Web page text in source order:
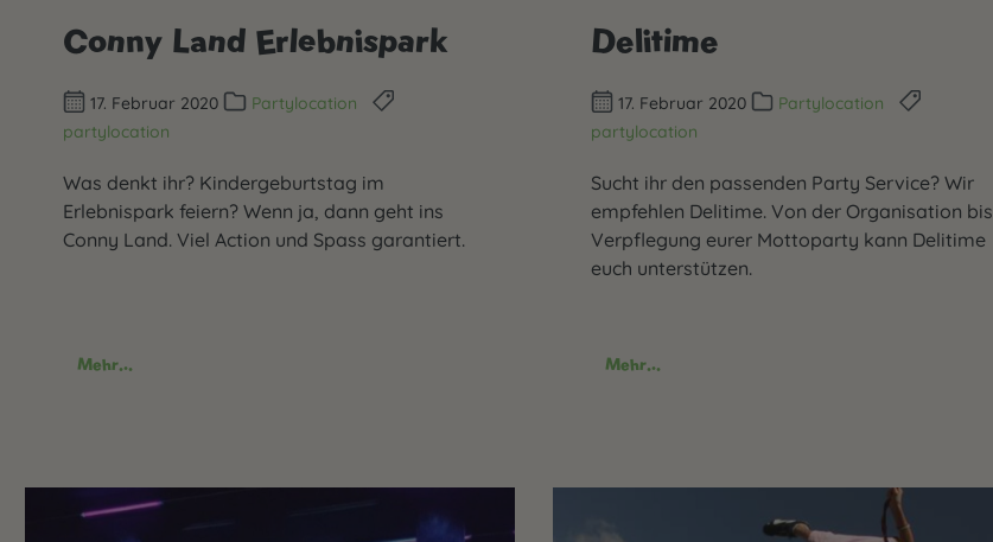
Conny Land Erlebnispark
17. Februar 2020
Partylocation
partylocation
Was denkt ihr? Kindergeburtstag im
Erlebnispark feiern? Wenn ja, dann geht ins
Conny Land. Viel Action und Spass garantiert.
Mehr...
Delitime
17. Februar 2020
Partylocation
partylocation
Sucht ihr den passenden Party Service? Wir
empfehlen Delitime. Von der Organisation bis
Verpflegung eurer Mottoparty kann Delitime
euch unterstützen.
Mehr...